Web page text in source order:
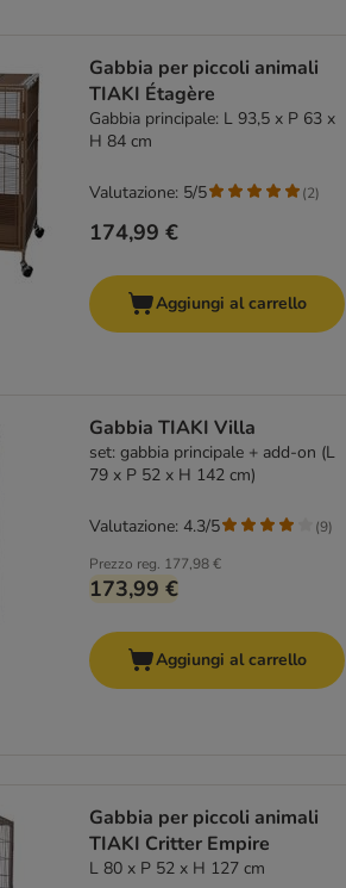
Gabbia per piccoli animali
TIAKI Étagère
Gabbia principale: L 93,5 x P 63 x
H 84 cm
174,99 €
Valutazione: 5/5 (2)
Aggiungi al carrello
Gabbia TIAKI Villa
set: gabbia principale + add-on (L
79 x P 52 x H 142 cm)
Prezzo reg. 177,98 €
173,99 €
Valutazione: 4.3/5 (9)
Aggiungi al carrello
Gabbia per piccoli animali
TIAKI Critter Empire
L 80 x P 52 x H 127 cm